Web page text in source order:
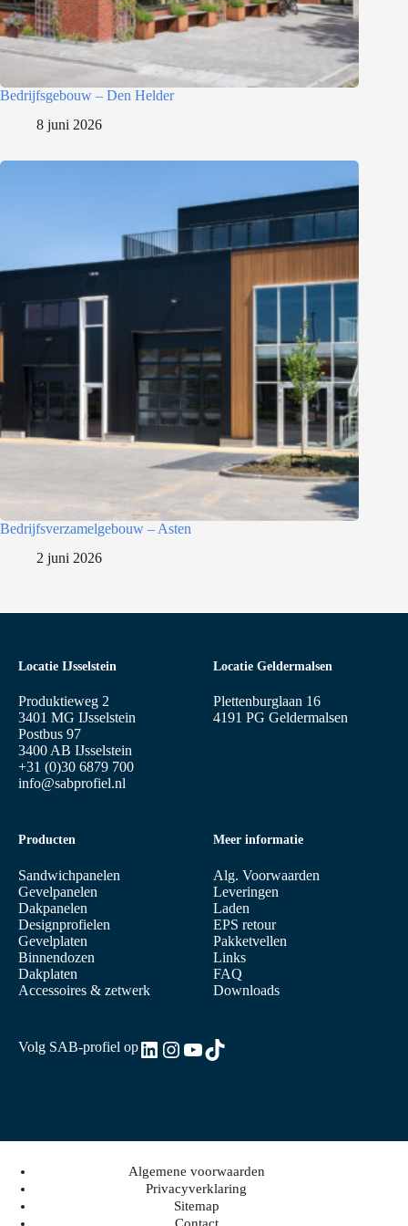
Bedrijfsgebouw – Den Helder
8 juni 2026
Bedrijfsverzamelgebouw – Asten
2 juni 2026
Locatie IJsselstein
Produktieweg 2
3401 MG IJsselstein
Postbus 97
3400 AB IJsselstein
+31 (0)30 6879 700
info@sabprofiel.nl
Producten
Sandwichpanelen
Gevelpanelen
Dakpanelen
Designprofielen
Gevelplaten
Binnendozen
Dakplaten
Accessoires & zetwerk
Meer informatie
Alg. Voorwaarden
Leveringen
Laden
EPS retour
Pakketvellen
Links
FAQ
Downloads
Locatie Geldermalsen
Plettenburglaan 16
4191 PG Geldermalsen
Volg SAB-profiel opLinkedIn
Instagram
YouTube
TikTok
Algemene voorwaarden
Privacyverklaring
Sitemap
Contact